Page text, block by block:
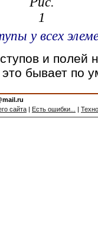
у всех
и полей
бывает по
сайта | Есть ошибки... |